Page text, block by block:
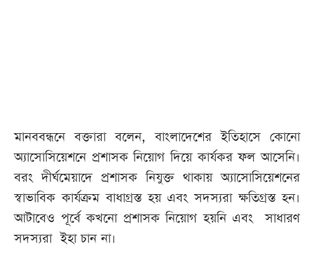
মানববন্ধনে বক্তারা বলেন, বাংলাদেশের ইতিহাসে কোনো
অ্যাসোসিয়েশনে প্রশাসক নিয়োগ দিয়ে কার্যকর ফল আসেনি।
বরং দীর্ঘমেয়াদে প্রশাসক নিযুক্ত থাকায় অ্যাসোসিয়েশনের
স্বাভাবিক কার্যক্রম বাধাগ্রস্ত হয় এবং সদস্যরা ক্ষতিগ্রস্ত হন।
আটাবেও পূর্বে কখনো প্রশাসক নিয়োগ হয়নি এবং সাধারণ
সদস্যরা ইহা চান না।